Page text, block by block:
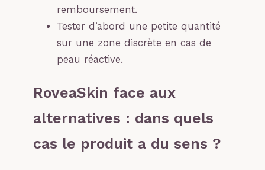
remboursement.
Tester d’abord une petite quantité
sur une zone discrète en cas de
peau réactive.
RoveaSkin face aux
alternatives : dans quels
cas le produit a du sens ?